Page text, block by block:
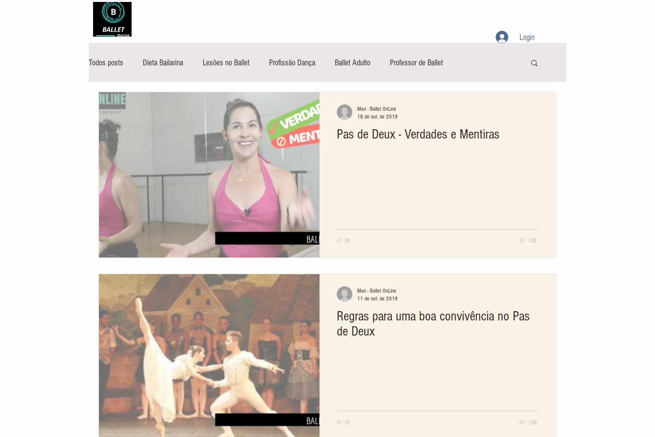
Login
Todos posts Dieta Bailarina Lesões no Ballet Profissão Dança Ballet Adulto Professor de Ballet
Pas de Deux - Verdades e Mentiras
Mari - Ballet OnLine
18 de out. de 2019
Regras para uma boa convivência no Pas
de Deux
Mari - Ballet OnLine
11 de set. de 2019